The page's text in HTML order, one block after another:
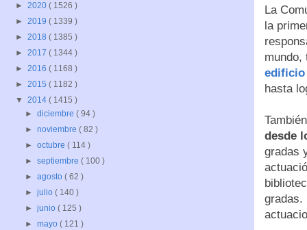
La
la
mundo,
edificio
hasta
desde
gradas
gradas.
► 2020 ( 1526 )
► 2019 ( 1339 )
► 2018 ( 1385 )
► 2017 ( 1344 )
► 2016 ( 1168 )
► 2015 ( 1182 )
▼ 2014 ( 1415 )
►diciembre( 94 )
►noviembre( 82 )
►octubre( 114 )
►septiembre( 100 )
►agosto( 62 )
►julio( 140 )
►junio( 125 )
►mayo( 121 )